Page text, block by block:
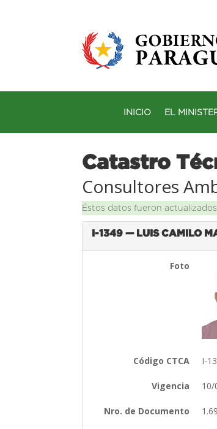
INICIO EL
Catastro
Consultores
Éstos datos fueron
I-1349 — LUIS CAMILO
Foto
Código CTCA I-
Vigencia 10/
Nro. de Documento